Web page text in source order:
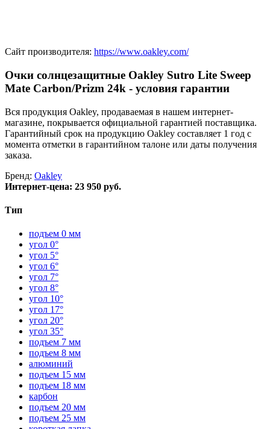
Сайт производителя: https://www.oakley.com/
Очки солнцезащитные Oakley Sutro Lite Sweep
Mate Carbon/Prizm 24k - условия гарантии
Вся продукция Oakley, продаваемая в нашем интернет-
магазине, покрывается официальной гарантией поставщика.
Гарантийный срок на продукцию Oakley составляет 1 год с
момента отметки в гарантийном талоне или даты получения
заказа.
Бренд: Oakley
Интернет-цена: 23 950 руб.
Тип
подъем 0 мм
угол 0°
угол 5°
угол 6°
угол 7°
угол 8°
угол 10°
угол 17°
угол 20°
угол 35°
подъем 7 мм
подъем 8 мм
алюминий
подъем 15 мм
подъем 18 мм
карбон
подъем 20 мм
подъем 25 мм